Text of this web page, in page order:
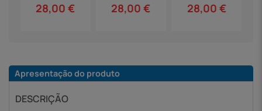
28,00 € 28,00 € 28,00 €
Apresentação do produto
DESCRIÇÃO